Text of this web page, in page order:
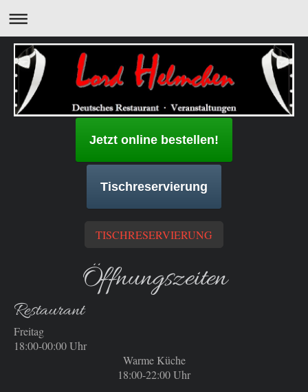
Jetzt online bestellen!
Tischreservierung
TISCHRESERVIERUNG
Öffnungszeiten
Restaurant
Freitag
18:00-00:00 Uhr
Warme Küche
18:00-22:00 Uhr